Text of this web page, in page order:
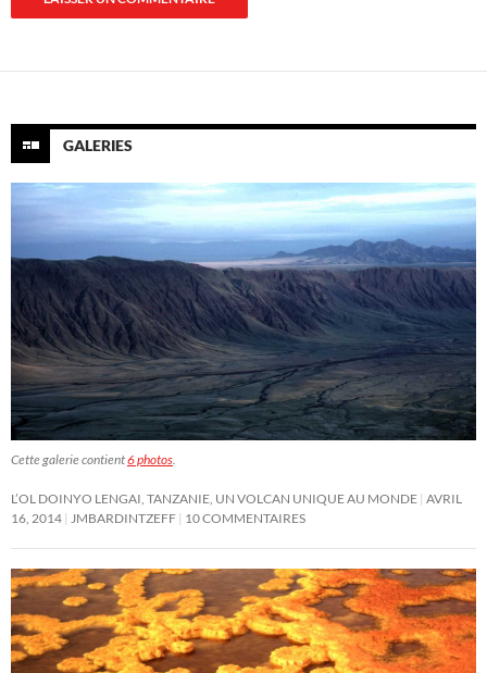
GALERIES
Cette galerie contient6 photos
L’OL DOINYO LENGAI, TANZANIE, UN VOLCAN UNIQUE AU MONDE AVRIL
16, 2014
JMBARDINTZEFF 10 COMMENTAIRES